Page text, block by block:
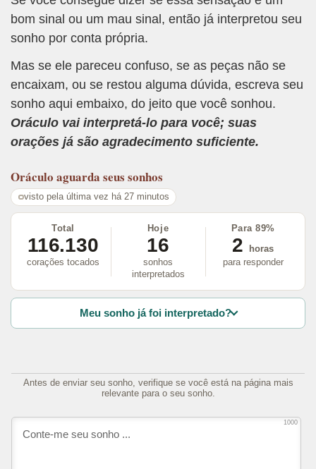
bom sinal ou um mau sinal, então já interpretou seu
sonho por conta própria.
Mas se ele pareceu confuso, se as peças não se
encaixam, ou se restou alguma dúvida, escreva seu
sonho aqui embaixo, do jeito que você sonhou.
Oráculo vai interpretá-lo para você; suas
orações já são agradecimento suficiente.
Oráculo aguarda seus sonhos
visto pela última vez há 27 minutos
Total
116.130
corações tocados
Hoje
16
sonhos
interpretados
Para 89%
2
horas
para responder
Meu sonho já foi interpretado?
Antes de enviar seu sonho, verifique se você está na página mais
relevante para o seu sonho.
1000